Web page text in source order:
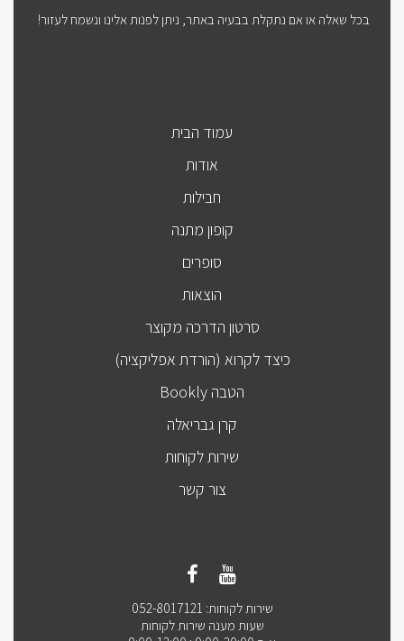
בכל שאלה או אם נתקלת בבעיה באתר, ניתן לפנות אלינו ונשמח לעזור!
עמוד הבית
אודות
חבילות
קופון מתנה
סופרים
הוצאות
סרטון הדרכה מקוצר
כיצד לקרוא (הורדת אפליקציה)
הטבה Bookly
קרן גבריאלה
שירות לקוחות
צור קשר
שירות לקוחות: 052-8017121
שעות מענה שירות לקוחות